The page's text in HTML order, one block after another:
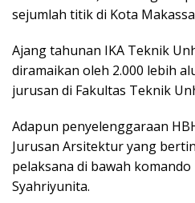
sejumlah titik di Kota
Ajang tahunan IKA Teknik
diramaikan oleh 2.000 lebih
jurusan di Fakultas Teknik
Adapun penyelenggaraan
Jurusan Arsitektur yang
pelaksana di bawah
Syahriyunita.